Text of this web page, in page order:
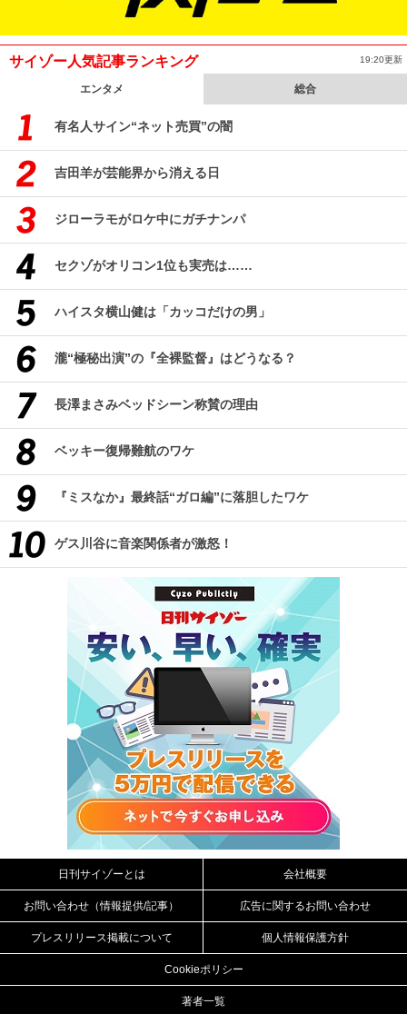
サイゾー人気記事ランキング 19:20更新
エンタメ 総合
有名人サイン“ネット売買”の闇
吉田羊が芸能界から消える日
ジローラモがロケ中にガチナンパ
セクゾがオリコン1位も実売は……
ハイスタ横山健は「カッコだけの男」
瀧“極秘出演”の『全裸監督』はどうなる？
長澤まさみベッドシーン称賛の理由
ベッキー復帰難航のワケ
『ミスなか』最終話“ガロ編”に落胆したワケ
ゲス川谷に音楽関係者が激怒！
日刊サイゾーとは 会社概要
お問い合わせ（情報提供/記事） 広告に関するお問い合わせ
プレスリリース掲載について 個人情報保護方針
Cookieポリシー
著者一覧